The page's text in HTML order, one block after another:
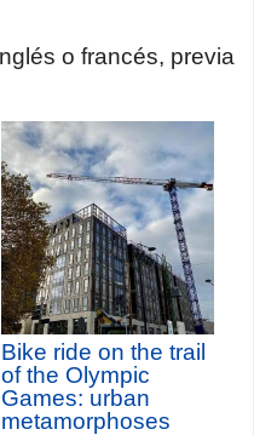
o francés, previa
Bike ride on the trail
of the Olympic
Games: urban
metamorphoses